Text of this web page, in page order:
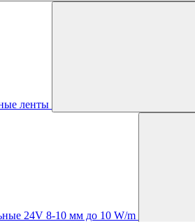
ленты
24V 8-10 мм до 10 W/m